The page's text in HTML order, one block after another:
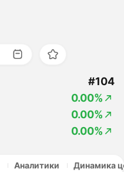
#104
0.00%
0.00%
0.00%
Аналитики Динамика